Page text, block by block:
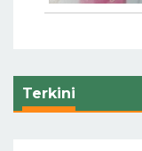
Terkini